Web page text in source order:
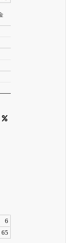
6
65